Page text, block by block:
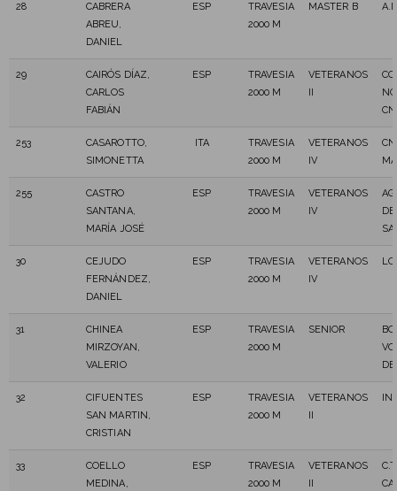
28
CABRERA
ABREU,
DANIEL
ESP
TRAVESIA
2000 M
MASTER B
29
CAIRÓS DÍAZ,
CARLOS
FABIÁN
ESP
TRAVESIA
2000 M
VETERANOS
253
CASAROTTO,
SIMONETTA
ITA
TRAVESIA
2000 M
VETERANOS
IV
255
CASTRO
SANTANA,
MARÍA JOSÉ
ESP
TRAVESIA
2000 M
VETERANOS
IV
30
CEJUDO
FERNÁNDEZ,
DANIEL
ESP
TRAVESIA
2000 M
VETERANOS
IV
31
CHINEA
MIRZOYAN,
VALERIO
ESP
TRAVESIA
2000 M
SENIOR
32
CIFUENTES
SAN MARTIN,
CRISTIAN
ESP
TRAVESIA
2000 M
VETERANOS
33
COELLO
MEDINA,
ESP
TRAVESIA
2000 M
VETERANOS